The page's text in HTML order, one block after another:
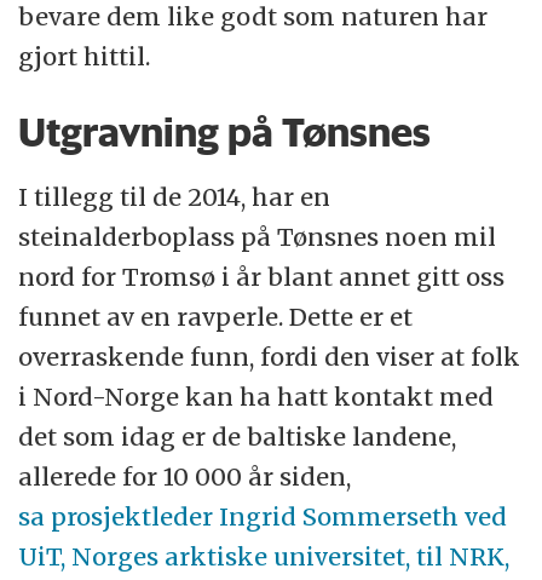
bevare dem like godt som naturen har
gjort hittil.
Utgravning på Tønsnes
I tillegg til de 2014, har en
steinalderboplass på Tønsnes noen mil
nord for Tromsø i år blant annet gitt oss
funnet av en ravperle. Dette er et
overraskende funn, fordi den viser at folk
i Nord-Norge kan ha hatt kontakt med
det som idag er de baltiske landene,
allerede for 10 000 år siden,
sa prosjektleder Ingrid Sommerseth ved
UiT, Norges arktiske universitet, til NRK,